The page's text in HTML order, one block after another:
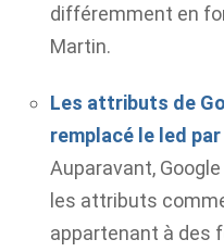
différemment en
Martin.
Les attributs de
remplacé le led
Auparavant,
les attributs
appartenant à des